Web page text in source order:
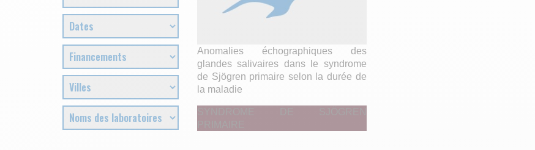
Anomalies échographiques des
glandes salivaires dans le syndrome
de Sjögren primaire selon la durée de
la maladie